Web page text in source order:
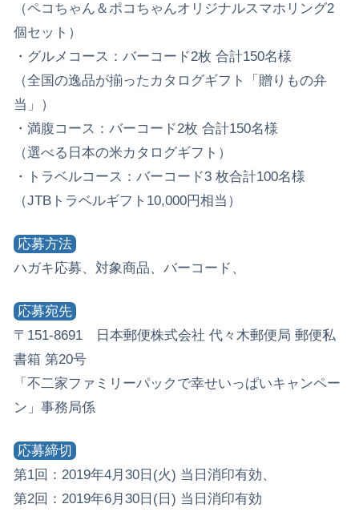
（ペコちゃん＆ポコちゃんオリジナルスマホリング2
個セット）
・グルメコース：バーコード2枚 合計150名様
（全国の逸品が揃ったカタログギフト「贈りもの弁
当」）
・満腹コース：バーコード2枚 合計150名様
（選べる日本の米カタログギフト）
・トラベルコース：バーコード3 枚合計100名様
（JTBトラベルギフト10,000円相当）
応募方法
ハガキ応募、対象商品、バーコード、
応募宛先
〒151-8691 日本郵便株式会社 代々木郵便局 郵便私
書箱 第20号
「不二家ファミリーパックで幸せいっぱいキャンペー
ン」事務局係
応募締切
第1回：2019年4月30日(火) 当日消印有効、
第2回：2019年6月30日(日) 当日消印有効